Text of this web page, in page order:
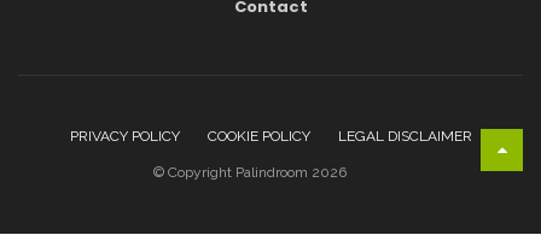
Contact
PRIVACY POLICY COOKIE POLICY LEGAL DISCLAIMER
© Copyright Palindroom 2026